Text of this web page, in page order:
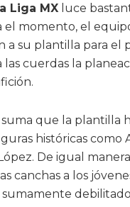
Liga MX luce
el momento, el
su plantilla para el
cuerdas la
que la plantilla
históricas como
De igual
canchas a los